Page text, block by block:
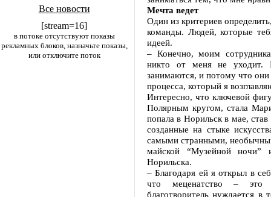
Все новости
[stream=16]
в потоке отсутствуют показы
рекламных блоков, назначьте показы,
или отключите поток
Мечта ведет
Один из критериев
команды. Людей, которые
идеей.
– Конечно, моим
никто от меня не
занимаются, и потому что
процесса, который я
Интересно, что ключевой
Полярным кругом, стала
попала в Норильск в мае,
созданные на стыке
самыми странными,
майской “Музейной ночи”
Норильска.
– Благодаря ей я открыл в
что меценатство – это
благотворитель нуждается